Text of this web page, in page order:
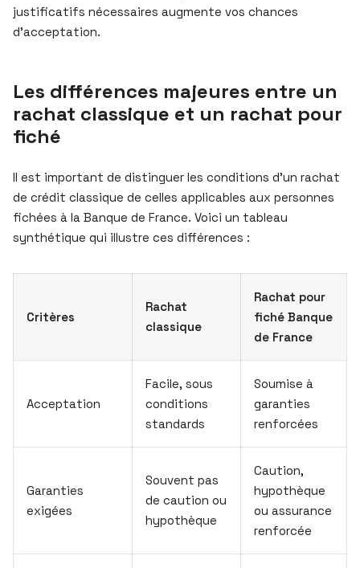
justificatifs nécessaires augmente vos chances
d’acceptation.
Les différences majeures entre un
rachat classique et un rachat pour
fiché
Il est important de distinguer les conditions d’un rachat
de crédit classique de celles applicables aux personnes
fichées à la Banque de France. Voici un tableau
synthétique qui illustre ces différences :
Critères
Rachat
classique
Rachat pour
fiché Banque
de France
Acceptation
Facile, sous
conditions
standards
Soumise à
garanties
renforcées
Garanties
exigées
Souvent pas
de caution ou
hypothèque
Caution,
hypothèque
ou assurance
renforcée